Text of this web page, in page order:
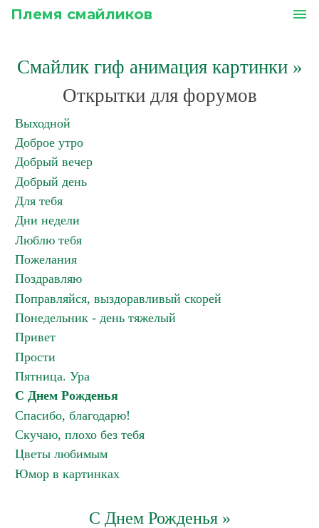
Племя смайликов menu
Смайлик гиф анимация картинки»
Открытки для форумов
Выходной
Доброе утро
Добрый вечер
Добрый день
Для тебя
Дни недели
Люблю тебя
Пожелания
Поздравляю
Поправляйся, выздоравливый скорей
Понедельник - день тяжелый
Привет
Прости
Пятница. Ура
С Днем Рожденья
Спасибо, благодарю!
Скучаю, плохо без тебя
Цветы любимым
Юмор в картинках
С Днем Рожденья »